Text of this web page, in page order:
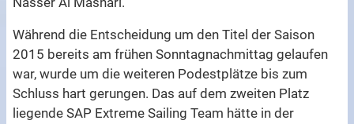
Während die Entscheidung um den Titel der Saison
2015 bereits am frühen Sonntagnachmittag gelaufen
war, wurde um die weiteren Podestplätze bis zum
Schluss hart gerungen. Das auf dem zweiten Platz
liegende SAP Extreme Sailing Team hätte in der